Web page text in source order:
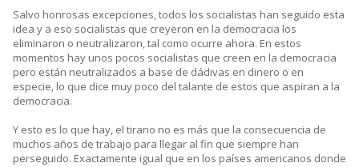
Salvo honrosas excepciones, todos los socialistas han seguido esta
idea y a eso socialistas que creyeron en la democracia los
eliminaron o neutralizaron, tal como ocurre ahora. En estos
momentos hay unos pocos socialistas que creen en la democracia
pero están neutralizados a base de dádivas en dinero o en
especie, lo que dice muy poco del talante de estos que aspiran a la
democracia.
Y esto es lo que hay, el tirano no es más que la consecuencia de
muchos años de trabajo para llegar al fin que siempre han
perseguido. Exactamente igual que en los países americanos donde